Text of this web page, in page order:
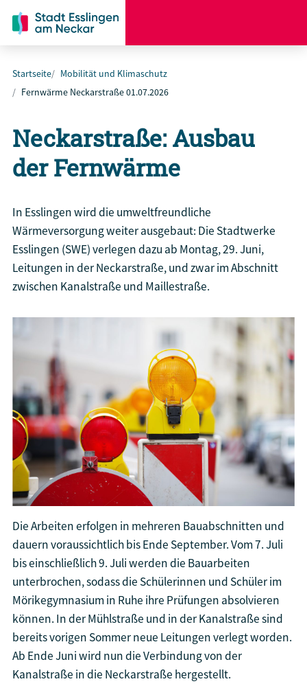
Startseite
Mobilität und Klimaschutz
Fernwärme Neckarstraße 01.07.2026
Neckarstraße: Ausbau
der Fernwärme
In Esslingen wird die umweltfreundliche
Wärmeversorgung weiter ausgebaut: Die Stadtwerke
Esslingen (SWE) verlegen dazu ab Montag, 29. Juni,
Leitungen in der Neckarstraße, und zwar im Abschnitt
zwischen Kanalstraße und Maillestraße.
Die Arbeiten erfolgen in mehreren Bauabschnitten und
dauern voraussichtlich bis Ende September. Vom 7. Juli
bis einschließlich 9. Juli werden die Bauarbeiten
unterbrochen, sodass die Schülerinnen und Schüler im
Mörikegymnasium in Ruhe ihre Prüfungen absolvieren
können. In der Mühlstraße und in der Kanalstraße sind
bereits vorigen Sommer neue Leitungen verlegt worden.
Ab Ende Juni wird nun die Verbindung von der
Kanalstraße in die Neckarstraße hergestellt.